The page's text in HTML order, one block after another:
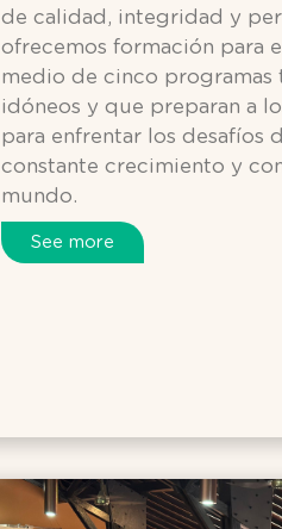
de calidad, integridad y
ofrecemos formación para
medio de cinco programas
idóneos y que preparan a
para enfrentar los desafíos
constante crecimiento y
mundo.
See more